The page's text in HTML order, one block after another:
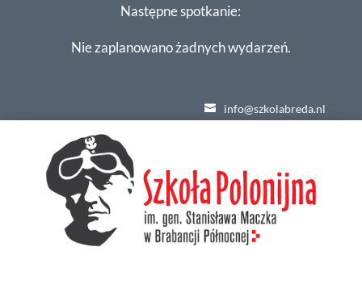
Następne spotkanie:
Nie zaplanowano żadnych wydarzeń.
info@szkolabreda.nl